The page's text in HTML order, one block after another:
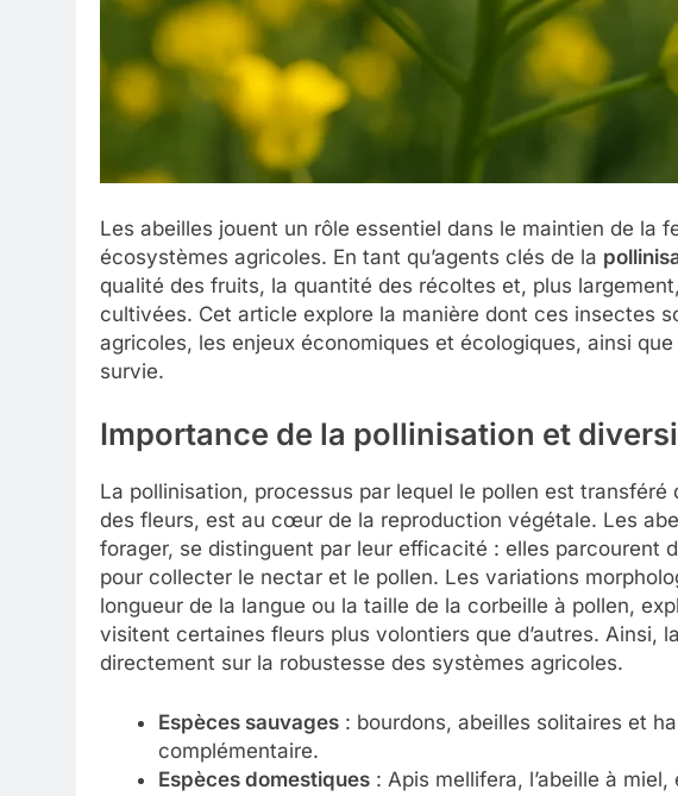
Les abeilles jouent un rôle essentiel dans le maintien de la
écosystèmes agricoles. En tant qu’agents clés de la
qualité des fruits, la quantité des récoltes et, plus
cultivées. Cet article explore la manière dont ces insectes
agricoles, les enjeux économiques et écologiques, ainsi
survie.
Importance de la pollinisation et
La pollinisation, processus par lequel le pollen est transféré
des fleurs, est au cœur de la reproduction végétale. Les
forager, se distinguent par leur efficacité : elles parcourent
pour collecter le nectar et le pollen. Les variations
longueur de la langue ou la taille de la corbeille à pollen,
visitent certaines fleurs plus volontiers que d’autres. Ainsi, la
directement sur la robustesse des systèmes agricoles.
Espèces sauvages: bourdons, abeilles solitaires et
complémentaire.
Espèces domestiques: Apis mellifera, l’abeille à miel,